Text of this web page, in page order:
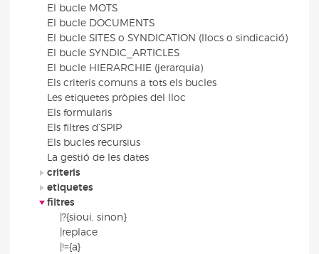
El bucle MOTS
El bucle DOCUMENTS
El bucle SITES o SYNDICATION (llocs o sindicació)
El bucle SYNDIC_ARTICLES
El bucle HIERARCHIE (jerarquia)
Els criteris comuns a tots els bucles
Les etiquetes pròpies del lloc
Els formularis
Els filtres d’SPIP
Els bucles recursius
La gestió de les dates
criteris
etiquetes
filtres
|?{sioui, sinon}
|replace
|!={a}